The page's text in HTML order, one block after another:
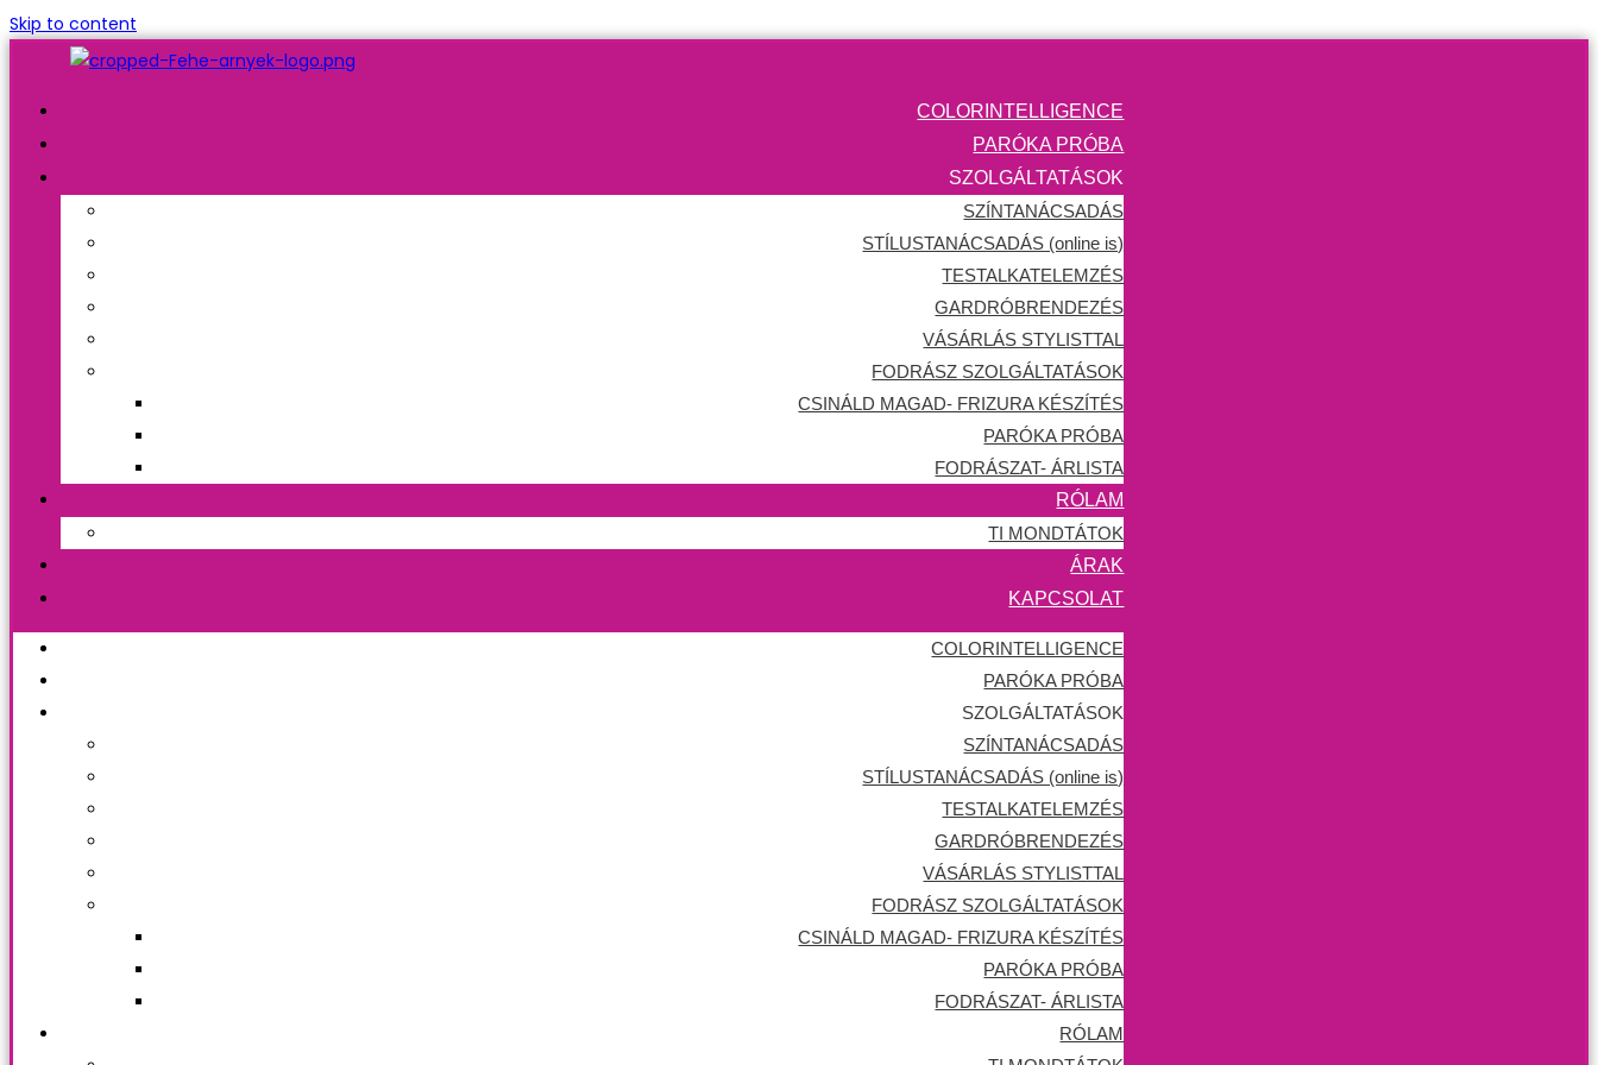
Skip to content
COLORINTELLIGENCE
PARÓKA PRÓBA
SZOLGÁLTATÁSOK
SZÍNTANÁCSADÁS
STÍLUSTANÁCSADÁS (online is)
TESTALKATELEMZÉS
GARDRÓBRENDEZÉS
VÁSÁRLÁS STYLISTTAL
FODRÁSZ SZOLGÁLTATÁSOK
CSINÁLD MAGAD- FRIZURA KÉSZÍTÉS
PARÓKA PRÓBA
FODRÁSZAT- ÁRLISTA
RÓLAM
TI MONDTÁTOK
ÁRAK
KAPCSOLAT
COLORINTELLIGENCE
PARÓKA PRÓBA
SZOLGÁLTATÁSOK
SZÍNTANÁCSADÁS
STÍLUSTANÁCSADÁS (online is)
TESTALKATELEMZÉS
GARDRÓBRENDEZÉS
VÁSÁRLÁS STYLISTTAL
FODRÁSZ SZOLGÁLTATÁSOK
CSINÁLD MAGAD- FRIZURA KÉSZÍTÉS
PARÓKA PRÓBA
FODRÁSZAT- ÁRLISTA
RÓLAM